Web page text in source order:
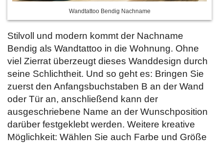
Wandtattoo Bendig Nachname
Stilvoll und modern kommt der Nachname
Bendig als Wandtattoo in die Wohnung. Ohne
viel Zierrat überzeugt dieses Wanddesign durch
seine Schlichtheit. Und so geht es: Bringen Sie
zuerst den Anfangsbuchstaben B an der Wand
oder Tür an, anschließend kann der
ausgeschriebene Name an der Wunschposition
darüber festgeklebt werden. Weitere kreative
Möglichkeit: Wählen Sie auch Farbe und Größe